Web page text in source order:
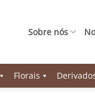
Sobre nós
Florais